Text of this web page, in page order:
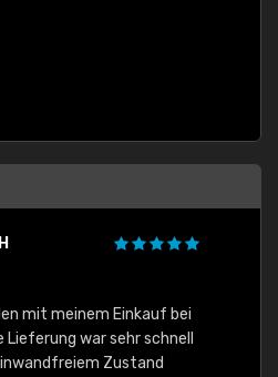
mit meinem Einkauf bei
Lieferung war sehr schnell
Zustand